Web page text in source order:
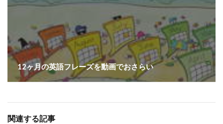
12ヶ月の英語フレーズを動画でおさらい
関連する記事